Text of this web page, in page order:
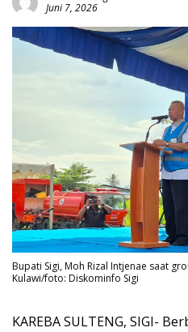
Juni 7, 2026
Bupati Sigi, Moh Rizal Intjenae saat
Kulawi/foto: Diskominfo Sigi
KAREBA SULTENG, SIGI-